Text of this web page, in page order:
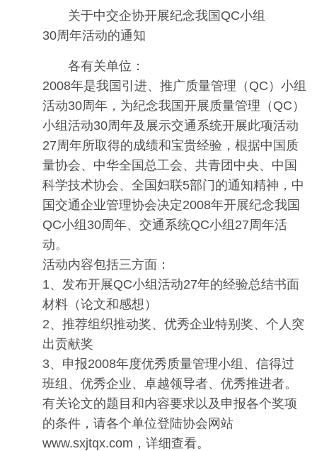
关于中交企协开展纪念我国QC小组
30周年活动的通知
各有关单位：
2008年是我国引进、推广质量管理（QC）小组
活动30周年，为纪念我国开展质量管理（QC）
小组活动30周年及展示交通系统开展此项活动
27周年所取得的成绩和宝贵经验，根据中国质
量协会、中华全国总工会、共青团中央、中国
科学技术协会、全国妇联5部门的通知精神，中
国交通企业管理协会决定2008年开展纪念我国
QC小组30周年、交通系统QC小组27周年活
动。
活动内容包括三方面：
1、发布开展QC小组活动27年的经验总结书面
材料（论文和感想）
2、推荐组织推动奖、优秀企业特别奖、个人突
出贡献奖
3、申报2008年度优秀质量管理小组、信得过
班组、优秀企业、卓越领导者、优秀推进者。
有关论文的题目和内容要求以及申报各个奖项
的条件，请各个单位登陆协会网站
www.sxjtqx.com，详细查看。